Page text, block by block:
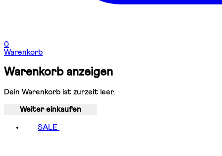
0
Warenkorb
Warenkorb anzeigen
Dein Warenkorb ist zurzeit leer.
Weiter einkaufen
SALE